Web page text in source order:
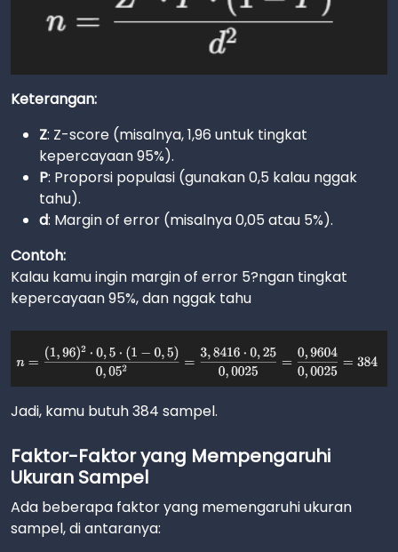
Keterangan:
Z: Z-score (misalnya, 1,96 untuk tingkat
kepercayaan 95%).
P: Proporsi populasi (gunakan 0,5 kalau nggak
tahu).
d: Margin of error (misalnya 0,05 atau 5%).
Contoh:
Kalau kamu ingin margin of error 5?ngan tingkat
kepercayaan 95%, dan nggak tahu
Jadi, kamu butuh 384 sampel.
Faktor-Faktor yang Mempengaruhi
Ukuran Sampel
Ada beberapa faktor yang memengaruhi ukuran
sampel, di antaranya: